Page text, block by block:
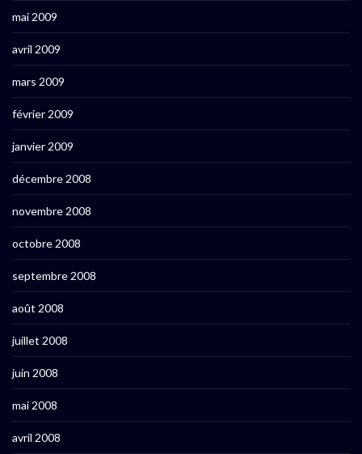
mai 2009
avril 2009
mars 2009
février 2009
janvier 2009
décembre 2008
novembre 2008
octobre 2008
septembre 2008
août 2008
juillet 2008
juin 2008
mai 2008
avril 2008